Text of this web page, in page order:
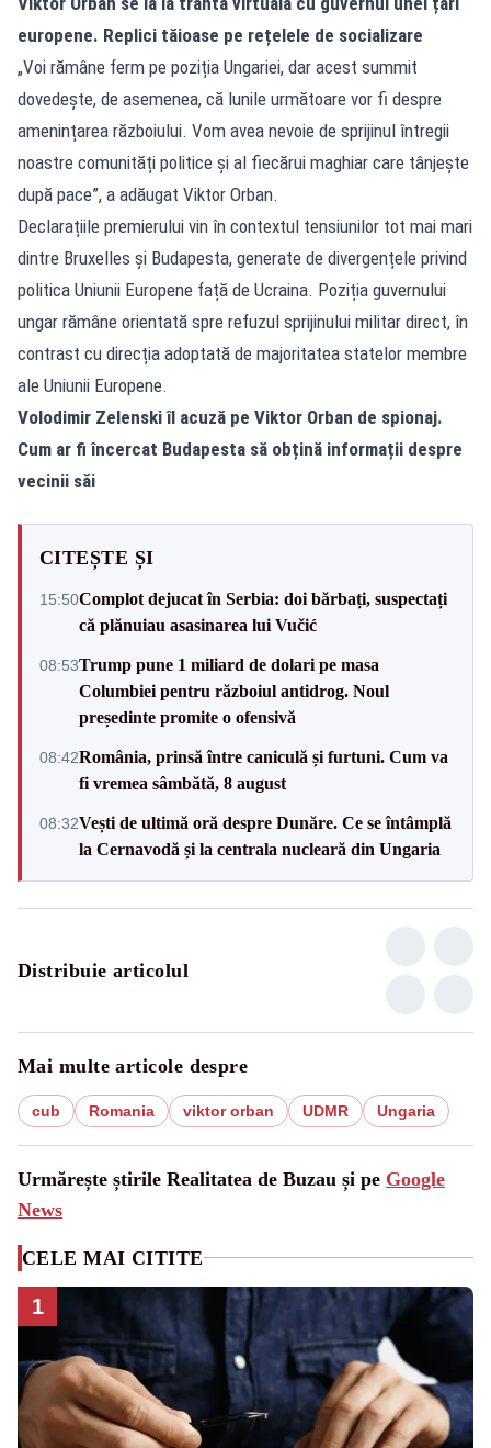
europene. Replici tăioase pe rețelele de socializare
„Voi rămâne ferm pe poziția Ungariei, dar acest summit
dovedește, de asemenea, că lunile următoare vor fi despre
amenințarea războiului. Vom avea nevoie de sprijinul întregii
noastre comunități politice și al fiecărui maghiar care tânjește
după pace”, a adăugat Viktor Orban.
Declarațiile premierului vin în contextul tensiunilor tot mai mari
dintre Bruxelles și Budapesta, generate de divergențele privind
politica Uniunii Europene față de Ucraina. Poziția guvernului
ungar rămâne orientată spre refuzul sprijinului militar direct, în
contrast cu direcția adoptată de majoritatea statelor membre
ale Uniunii Europene.
Volodimir Zelenski îl acuză pe Viktor Orban de spionaj.
Cum ar fi încercat Budapesta să obțină informații despre
vecinii săi
CITEȘTE ȘI
15:50Complot dejucat în Serbia: doi bărbați, suspectați
că plănuiau asasinarea lui Vučić
08:53Trump pune 1 miliard de dolari pe masa
Columbiei pentru războiul antidrog. Noul
președinte promite o ofensivă
08:42România, prinsă între caniculă și furtuni. Cum va
fi vremea sâmbătă, 8 august
08:32Vești de ultimă oră despre Dunăre. Ce se întâmplă
la Cernavodă și la centrala nucleară din Ungaria
Distribuie articolul
Mai multe articole despre
cub Romania viktor orban UDMR Ungaria
Urmărește știrile Realitatea de Buzau și pe Google
News
CELE MAI CITITE
1